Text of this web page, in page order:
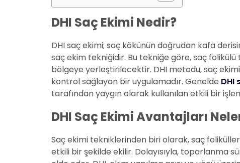
DHI Saç Ekimi Nedir?
DHI saç ekimi; saç kökünün doğrudan kafa
saç ekim tekniğidir. Bu tekniğe göre, saç folikülü
bölgeye yerleştirilecektir. DHI metodu, saç
kontrol sağlayan bir uygulamadır. Genelde DHI
tarafından yaygın olarak kullanılan etkili bir
DHI Saç Ekimi Avantajları
Saç ekimi tekniklerinden biri olarak, saç
etkili bir şekilde ekilir. Dolayısıyla, toparlanma